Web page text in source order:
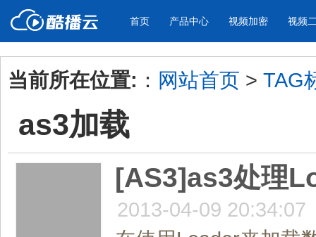
首页 产品中心
产品与新功能
视频加密防下载防录屏
防下载/防盗录/防录屏/防篡改
帮助企业视频
视频加密 视频
应用场景
企业宣传
工作汇报
年会节目
当前所在位置: ： 网站首页 > TAG
as3加载
[AS3]as3处理
2013-04-09 20:34:07